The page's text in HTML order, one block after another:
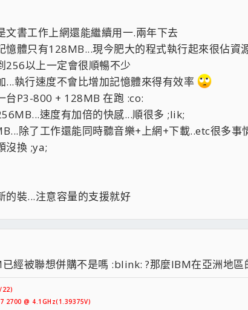
文書工作上網還能繼續用一.兩年下去
憶體只有128MB...現今肥大的程式執行起來很佔資
256以上一定會很順暢不少
...執行速度不會比增加記憶體來得有效率
台P3-800 + 128MB 在跑 :co:
速度有加倍的快感...順很多 ;lik;
除了工作還能同時聽音樂+上網+下載..etc很多事
沒換 ;ya;
的裝...注意容量的支援就好
經被聯想併購不是嗎 :blink: ?那麼IBM在亞洲地
22)
2700 @ 4.1GHz(1.39375V)